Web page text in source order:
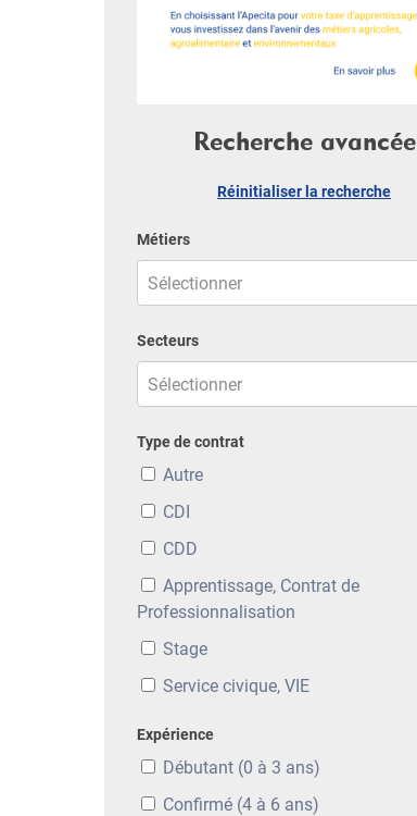
Recherche avancée
Réinitialiser la recherche
Métiers
Secteurs
Type de contrat
Autre
CDI
CDD
Apprentissage, Contrat de
Professionnalisation
Stage
Service civique, VIE
Expérience
Débutant (0 à 3 ans)
Confirmé (4 à 6 ans)